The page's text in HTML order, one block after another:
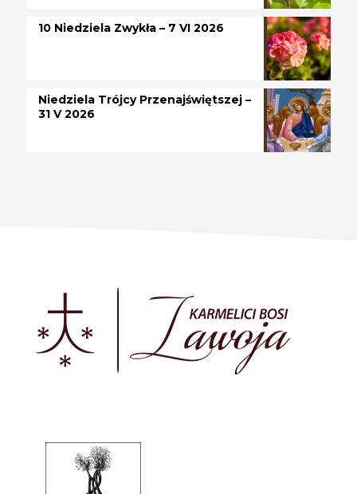
10 Niedziela Zwykła – 7 VI 2026
Niedziela Trójcy Przenajświętszej –
31 V 2026